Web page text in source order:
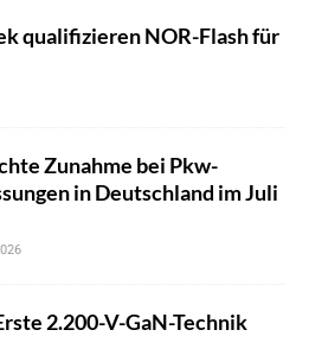
qualifizieren NOR-Flash für
Zunahme bei Pkw-
in Deutschland im Juli
2.200-V-GaN-Technik